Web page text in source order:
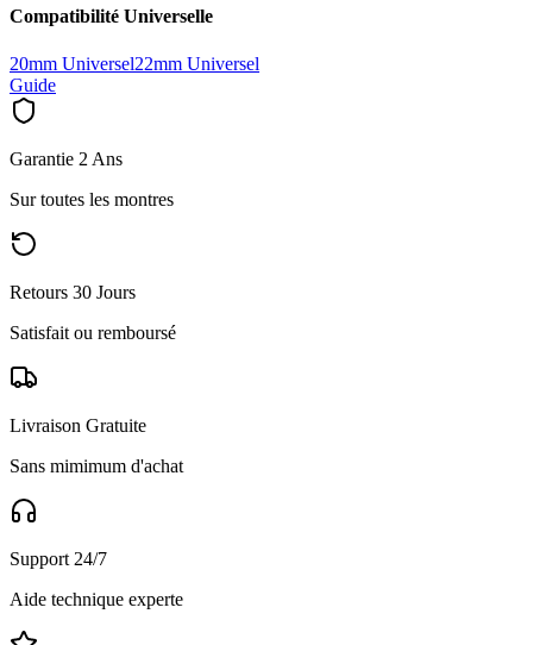
Compatibilité Universelle
20mm Universel22mm Universel
Guide
Garantie 2 Ans
Sur toutes les montres
Retours 30 Jours
Satisfait ou remboursé
Livraison Gratuite
Sans mimimum d'achat
Support 24/7
Aide technique experte